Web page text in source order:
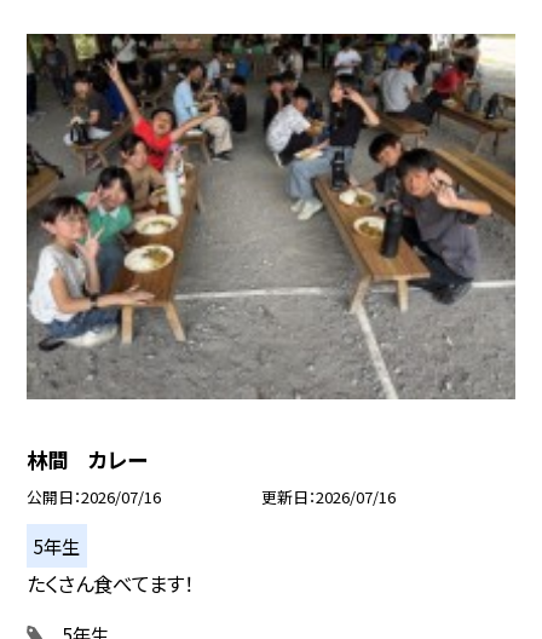
林間 カレー
公開日 2026/07/16 更新日 2026/07/16
5年生
たくさん食べてます！
5年生